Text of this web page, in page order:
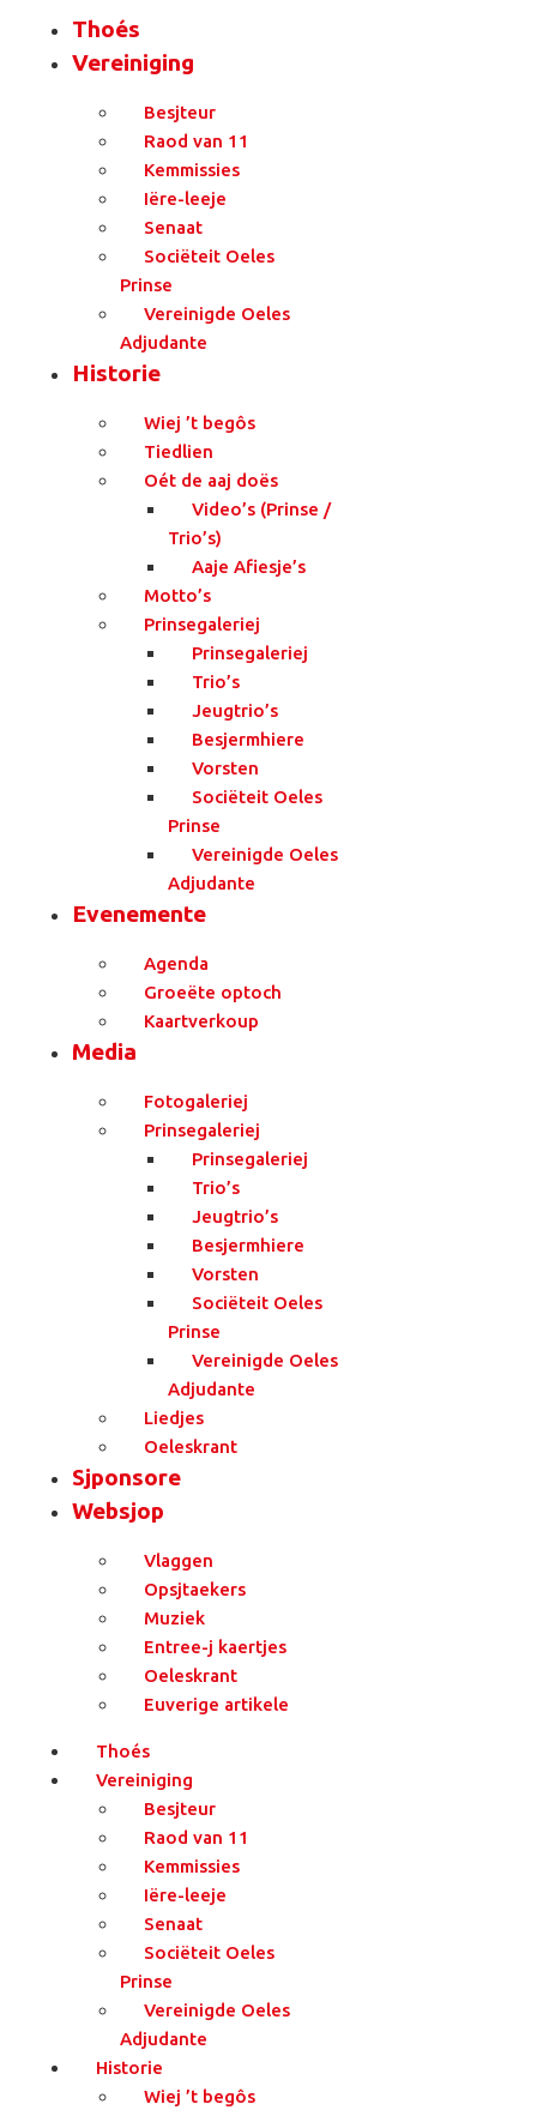
Thoés
Vereiniging
Besjteur
Raod van 11
Kemmissies
Iëre-leeje
Senaat
Sociëteit Oeles
Prinse
Vereinigde Oeles
Adjudante
Historie
Wiej ’t begôs
Tiedlien
Oét de aaj doës
Video’s (Prinse /
Trio’s)
Aaje Afiesje’s
Motto’s
Prinsegaleriej
Prinsegaleriej
Trio’s
Jeugtrio’s
Besjermhiere
Vorsten
Sociëteit Oeles
Prinse
Vereinigde Oeles
Adjudante
Evenemente
Agenda
Groeëte optoch
Kaartverkoup
Media
Fotogaleriej
Prinsegaleriej
Prinsegaleriej
Trio’s
Jeugtrio’s
Besjermhiere
Vorsten
Sociëteit Oeles
Prinse
Vereinigde Oeles
Adjudante
Liedjes
Oeleskrant
Sjponsore
Websjop
Vlaggen
Opsjtaekers
Muziek
Entree-j kaertjes
Oeleskrant
Euverige artikele
Thoés
Vereiniging
Besjteur
Raod van 11
Kemmissies
Iëre-leeje
Senaat
Sociëteit Oeles
Prinse
Vereinigde Oeles
Adjudante
Historie
Wiej ’t begôs